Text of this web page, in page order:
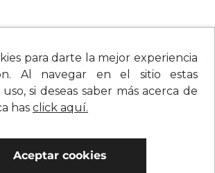
para darte la mejor experiencia
Al navegar en el sitio estas
si deseas saber más acerca de
has click aquí.
Aceptar cookies